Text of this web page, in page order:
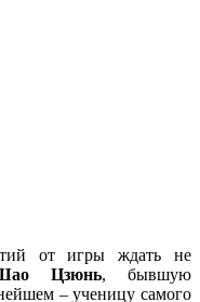
от игры ждать не
Цзюнь, бывшую
– ученицу самого